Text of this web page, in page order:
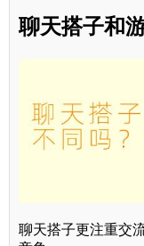
聊天搭子和
聊天搭子更注重交